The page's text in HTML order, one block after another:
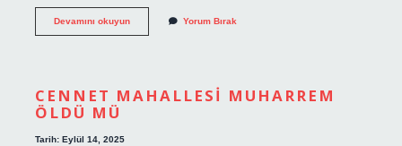
Devamını okuyunFatih
Yorum Bırak
CENNET MAHALLESI MUHARREM
ÖLDÜ MÜ
Tarih: Eylül 14, 2025